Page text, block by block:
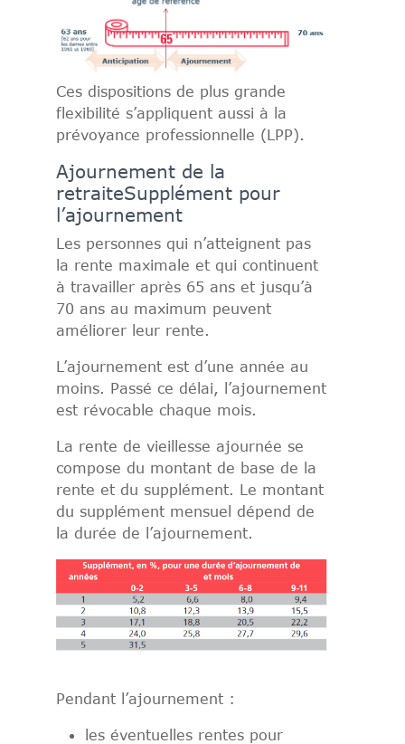
Ces dispositions de plus grande
flexibilité s’appliquent aussi à la
prévoyance professionnelle (LPP).
Ajournement de la
retraiteSupplément pour
l’ajournement
Les personnes qui n’atteignent pas
la rente maximale et qui continuent
à travailler après 65 ans et jusqu’à
70 ans au maximum peuvent
améliorer leur rente.
L’ajournement est d’une année au
moins. Passé ce délai, l’ajournement
est révocable chaque mois.
La rente de vieillesse ajournée se
compose du montant de base de la
rente et du supplément. Le montant
du supplément mensuel dépend de
la durée de l’ajournement.
Pendant l’ajournement :
les éventuelles rentes pour